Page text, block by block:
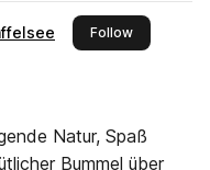
Followthis
Natur, Spaß
Bummel über